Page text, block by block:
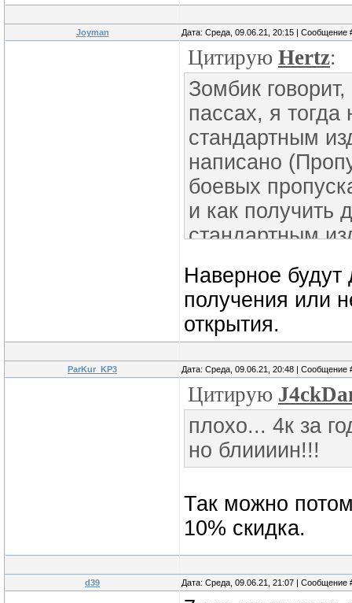
Joyman Дата: Среда, 09.06.21, 20:15 | Сообщение
Цитирую Hertz:
Зомбик
пассах, я
стандартным
написано
боевых
и как получить
стандартным
стандартные
скорей всего
будут
Наверное будут
получения или
открытия.
ParKur_KP3 Дата: Среда, 09.06.21, 20:48 | Сообщение
Цитирую
плохо... 4к за
но блиииин!!!
Так можно
10% скидка.
d39 Дата: Среда, 09.06.21, 21:07 | Сообщение